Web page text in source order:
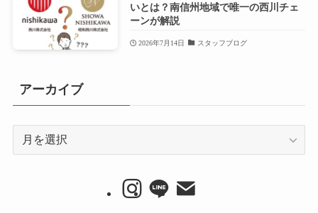
いとは？南信州地域で唯一の西川チェ
ーンが解説
2026年7月14日 スタッフブログ
アーカイブ